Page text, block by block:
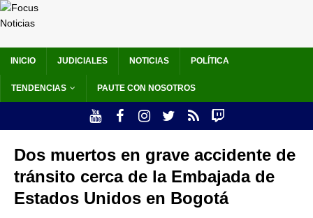
INICIO JUDICIALES NOTICIAS POLÍTICA
TENDENCIAS PAUTE CON NOSOTROS
Dos muertos en grave accidente de
tránsito cerca de la Embajada de
Estados Unidos en Bogotá